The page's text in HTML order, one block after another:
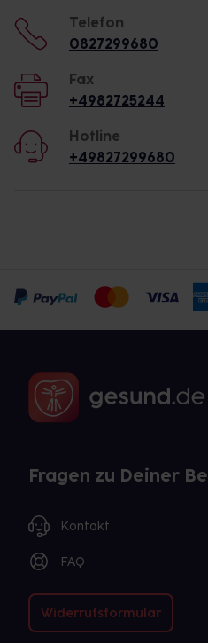
Telefon
0827299680
Fax
+4982725244
Hotline
+49827299680
Fragen zu Deiner
Kontakt
FAQ
Widerrufsformular